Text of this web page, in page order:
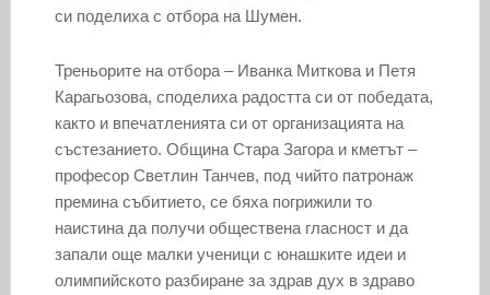
си поделиха с отбора на Шумен.
Треньорите на отбора – Иванка Миткова и Петя
Карагьозова, споделиха радостта си от победата,
както и впечатленията си от организацията на
състезанието. Община Стара Загора и кметът –
професор Светлин Танчев, под чийто патронаж
премина събитието, се бяха погрижили то
наистина да получи обществена гласност и да
запали още малки ученици с юнашките идеи и
олимпийското разбиране за здрав дух в здраво